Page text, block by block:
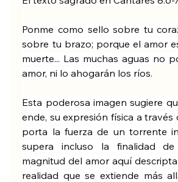
Ponme como sello sobre tu
sobre tu brazo; porque el amor
muerte... Las muchas aguas no
amor, ni lo ahogarán los ríos.
Esta poderosa imagen sugiere
ende, su expresión física a través
porta la fuerza de un torrente
supera incluso la finalidad
magnitud del amor aquí
realidad que se extiende más